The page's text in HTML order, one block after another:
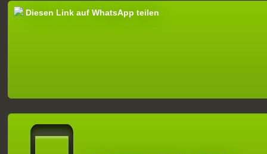
Diesen Link auf WhatsApp teilen